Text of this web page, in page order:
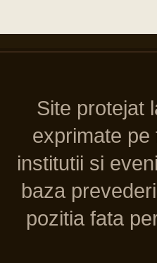
Site protejat
exprimate
institutii si
baza
pozitia fata